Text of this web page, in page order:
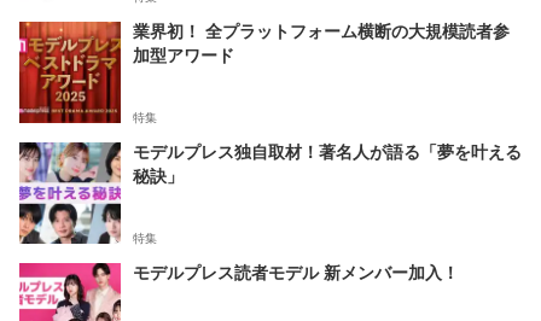
業界初！ 全プラットフォーム横断の大規模読者参
加型アワード
特集
モデルプレス独自取材！著名人が語る「夢を叶える
秘訣」
特集
モデルプレス読者モデル 新メンバー加入！